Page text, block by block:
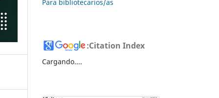
Para bibliotecarios/as
:Citation Index
Cargando....